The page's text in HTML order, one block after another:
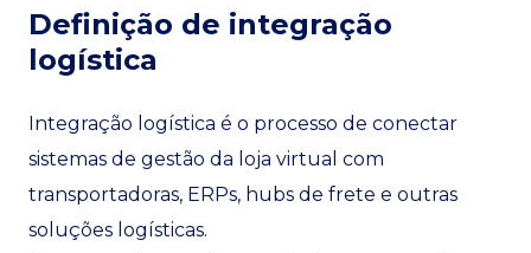
Definição de integração
logística
Integração logística é o processo de conectar
sistemas de gestão da loja virtual com
transportadoras, ERPs, hubs de frete e outras
soluções logísticas.